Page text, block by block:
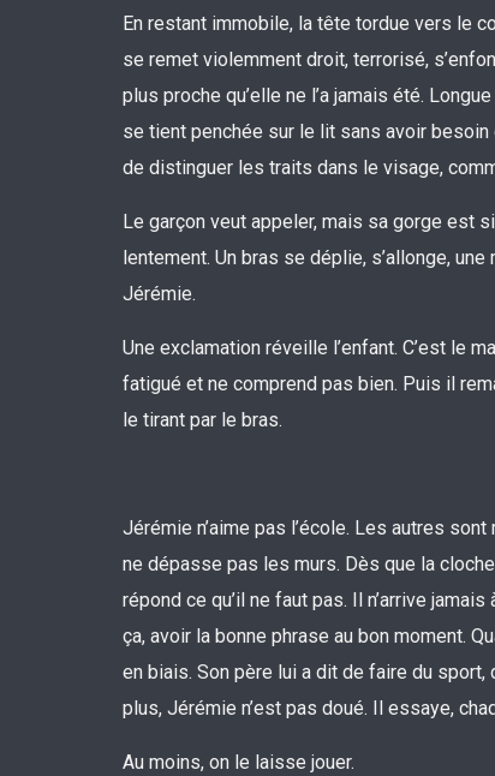
En restant immobile, la tête tordue vers le
se remet violemment droit, terrorisé,
plus proche qu’elle ne l’a jamais été.
se tient penchée sur le lit sans avoir
de distinguer les traits dans le visage,
Le garçon veut appeler, mais sa gorge est
lentement. Un bras se déplie, s’allonge,
Jérémie.
Une exclamation réveille l’enfant. C’est le
fatigué et ne comprend pas bien. Puis il
le tirant par le bras.
Jérémie n’aime pas l’école. Les autres
ne dépasse pas les murs. Dès que la
répond ce qu’il ne faut pas. Il n’arrive
ça, avoir la bonne phrase au bon moment.
en biais. Son père lui a dit de faire du
plus, Jérémie n’est pas doué. Il essaye,
Au moins, on le laisse jouer.